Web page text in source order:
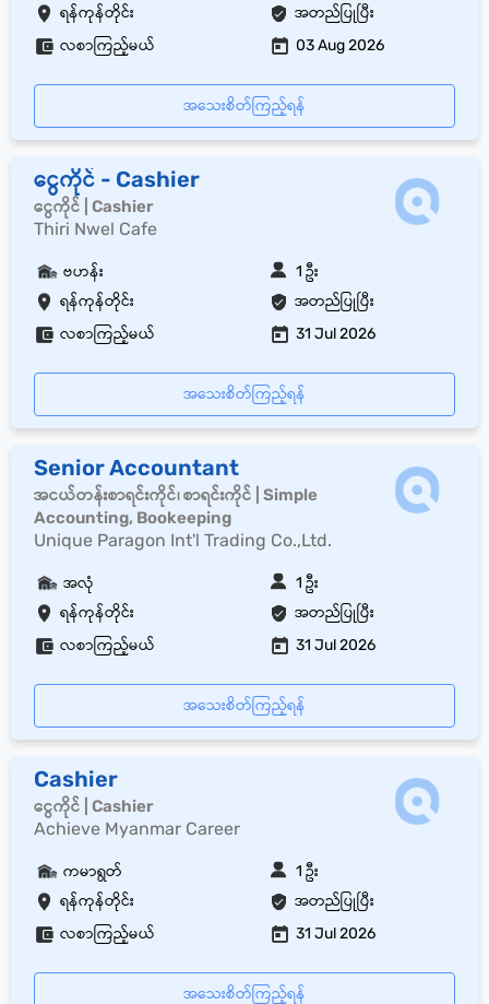
ရန်ကုန်တိုင်း အတည်ပြုပြီး
လစာကြည့်မယ် 03 Aug 2026
အသေးစိတ်ကြည့်ရန်
ငွေကိုင် - Cashier
ငွေကိုင် | Cashier
Thiri Nwel Cafe
ရန်ကုန်တိုင်း အတည်ပြုပြီး
ဗဟန်း 1 ဦး
လစာကြည့်မယ် 31 Jul 2026
အသေးစိတ်ကြည့်ရန်
Senior Accountant
အငယ်တန်းစာရင်းကိုင်၊ စာရင်းကိုင် | Simple
Accounting, Bookeeping
Unique Paragon Int'l Trading Co.,Ltd.
ရန်ကုန်တိုင်း အတည်ပြုပြီး
အလုံ 1 ဦး
လစာကြည့်မယ် 31 Jul 2026
အသေးစိတ်ကြည့်ရန်
Cashier
ငွေကိုင် | Cashier
Achieve Myanmar Career
ရန်ကုန်တိုင်း အတည်ပြုပြီး
ကမာရွတ် 1 ဦး
လစာကြည့်မယ် 31 Jul 2026
အသေးစိတ်ကြည့်ရန်